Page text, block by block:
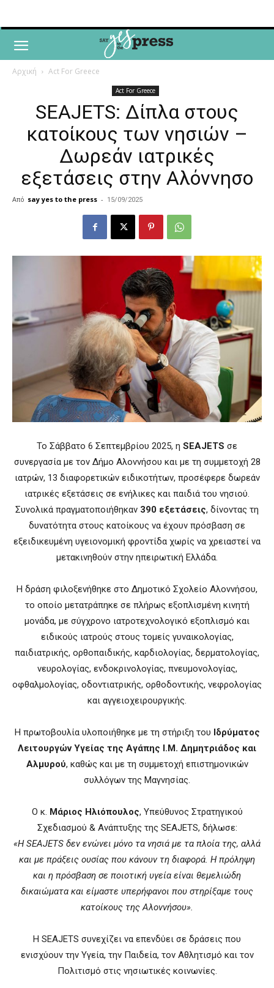
Αρχική Act For Greece
Act For Greece
SEAJETS: Δίπλα στους
κατοίκους των νησιών –
Δωρεάν ιατρικές
εξετάσεις στην Αλόννησο
Από say yes to the press - 15/09/2025
Το Σάββατο 6 Σεπτεμβρίου 2025, η SEAJETS σε
συνεργασία με τον Δήμο Αλοννήσου και με τη συμμετοχή 28
ιατρών, 13 διαφορετικών ειδικοτήτων, προσέφερε δωρεάν
ιατρικές εξετάσεις σε ενήλικες και παιδιά του νησιού.
Συνολικά πραγματοποιήθηκαν 390 εξετάσεις, δίνοντας τη
δυνατότητα στους κατοίκους να έχουν πρόσβαση σε
εξειδικευμένη υγειονομική φροντίδα χωρίς να χρειαστεί να
μετακινηθούν στην ηπειρωτική Ελλάδα.
Η δράση φιλοξενήθηκε στο Δημοτικό Σχολείο Αλοννήσου,
το οποίο μετατράπηκε σε πλήρως εξοπλισμένη κινητή
μονάδα, με σύγχρονο ιατροτεχνολογικό εξοπλισμό και
ειδικούς ιατρούς στους τομείς γυναικολογίας,
παιδιατρικής, ορθοπαιδικής, καρδιολογίας, δερματολογίας,
νευρολογίας, ενδοκρινολογίας, πνευμονολογίας,
οφθαλμολογίας, οδοντιατρικής, ορθοδοντικής, νεφρολογίας
και αγγειοχειρουργικής.
Η πρωτοβουλία υλοποιήθηκε με τη στήριξη του Ιδρύματος
Λειτουργών Υγείας της Αγάπης Ι.Μ. Δημητριάδος και
Αλμυρού, καθώς και με τη συμμετοχή επιστημονικών
συλλόγων της Μαγνησίας.
Ο κ. Μάριος Ηλιόπουλος, Υπεύθυνος Στρατηγικού
Σχεδιασμού & Ανάπτυξης της SEAJETS, δήλωσε:
«Η SEAJETS δεν ενώνει μόνο τα νησιά με τα πλοία της, αλλά
και με πράξεις ουσίας που κάνουν τη διαφορά. Η πρόληψη
και η πρόσβαση σε ποιοτική υγεία είναι θεμελιώδη
δικαιώματα και είμαστε υπερήφανοι που στηρίξαμε τους
κατοίκους της Αλοννήσου».
Η SEAJETS συνεχίζει να επενδύει σε δράσεις που
ενισχύουν την Υγεία, την Παιδεία, τον Αθλητισμό και τον
Πολιτισμό στις νησιωτικές κοινωνίες.